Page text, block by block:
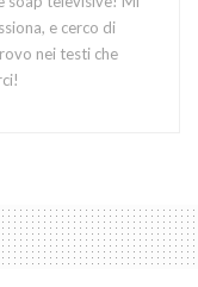
e cerco di
nei testi che